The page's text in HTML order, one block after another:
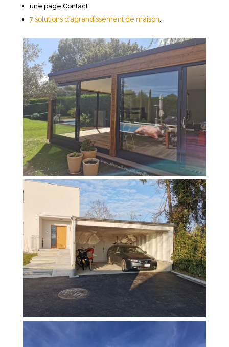
une page Contact.
7 solutions d’agrandissement de maison.